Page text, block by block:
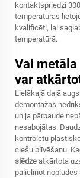
kontaktspriedzi
temperatūras
kvalificēti, lai
temperatūrā.
Vai
var
Lielākajā daļā
demontāžas
un ja pārbaude
nesabojātas.
kontrolētu
ciešu blīvēšanu.
slēdze atkārtota
palielinot